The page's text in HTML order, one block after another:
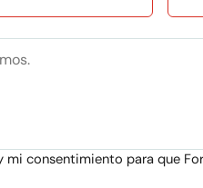
mi consentimiento para que